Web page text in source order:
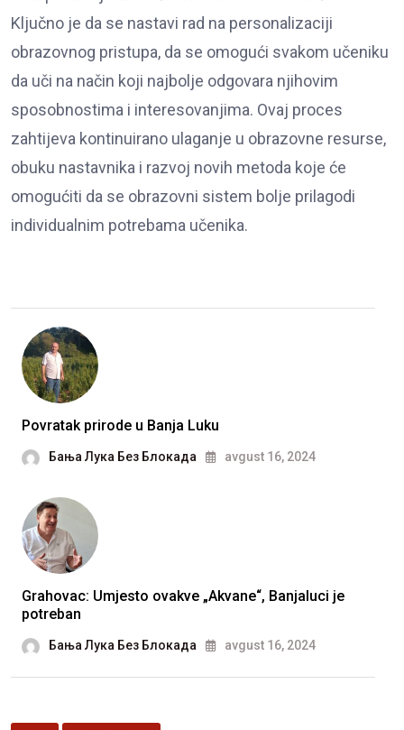
Ključno je da se nastavi rad na personalizaciji
obrazovnog pristupa, da se omogući svakom učeniku
da uči na način koji najbolje odgovara njihovim
sposobnostima i interesovanjima. Ovaj proces
zahtijeva kontinuirano ulaganje u obrazovne resurse,
obuku nastavnika i razvoj novih metoda koje će
omogućiti da se obrazovni sistem bolje prilagodi
individualnim potrebama učenika.
Povratak prirode u Banja Luku
Бања Лука Без Блокада avgust 16, 2024
Grahovac: Umjesto ovakve „Akvane“, Banjaluci je
potreban
Бања Лука Без Блокада avgust 16, 2024